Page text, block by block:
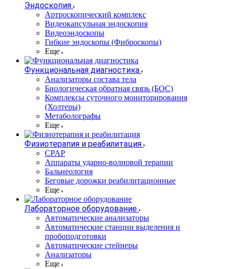
Эндоскопия
Артроскопический комплекс
Видеокапсульная эндоскопия
Видеоэндоскопы
Гибкие эндоскопы (Фиброcкопы)
Еще
Функциональная диагностика
Анализаторы состава тела
Биологическая обратная связь (БОС)
Комплексы суточного мониторирования
(Холтеры)
Метаболографы
Еще
Физиотерапия и реабилитация
CPAP
Аппараты ударно-волновой терапии
Бальнеология
Беговые дорожки реабилитационные
Еще
Лабораторное оборудование
Автоматические анализаторы
Автоматические станции выделения и
пробоподготовки
Автоматические стейнеры
Анализаторы
Еще